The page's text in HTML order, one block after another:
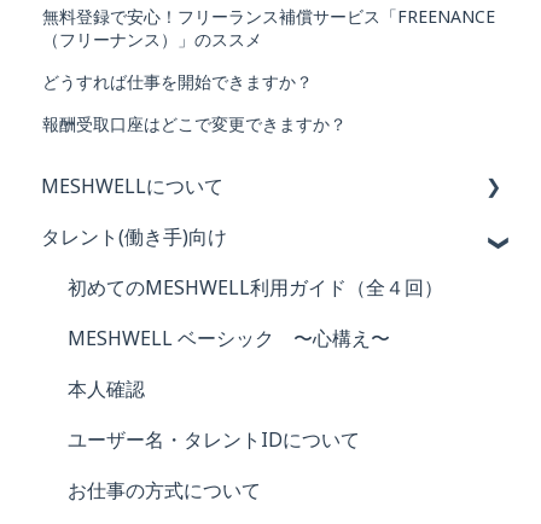
無料登録で安心！フリーランス補償サービス「FREENANCE
（フリーナンス）」のススメ
どうすれば仕事を開始できますか？
報酬受取口座はどこで変更できますか？
MESHWELLについて
MESHWELLの概要と特徴
会員登録・退会
ログイン・パスワード
メールアドレス
ユーザー名
評価
タレント(働き手)向け
初めてのMESHWELL利用ガイド（全４回）
MESHWELL ベーシック 〜心構え〜
本人確認
ユーザー名・タレントIDについて
お仕事の方式について